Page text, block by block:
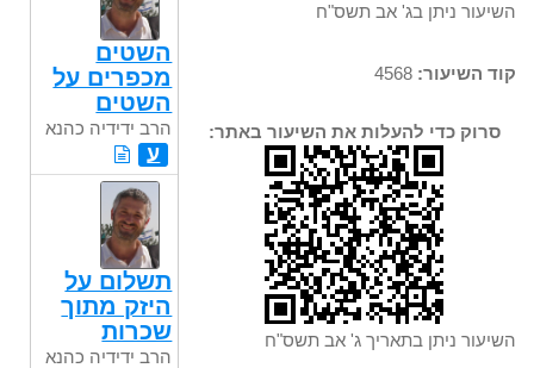
השיעור ניתן בג' אב תשס"ח
קוד השיעור:
סרוק כדי להעלות את השיעור באתר:
השיעור ניתן בתאריך ג' אב תשס"ח
השטים
מכפרים על
השטים
הרב ידידיה כהנא
ע
תשלום על
היזק מתוך
שכרות
הרב ידידיה כהנא